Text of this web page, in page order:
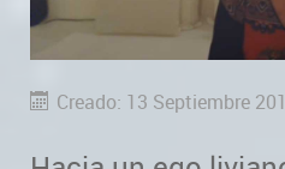
Creado: 13 Septiembre